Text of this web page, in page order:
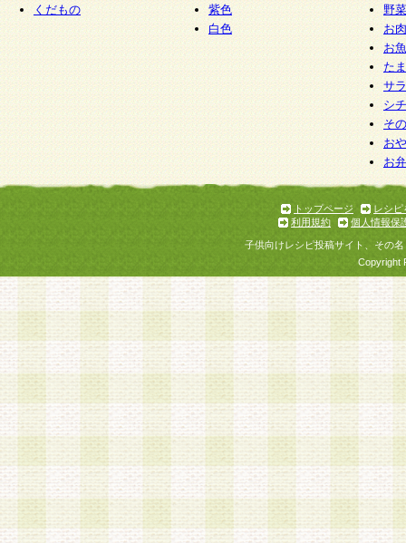
くだもの
紫色
白色
野
お
お
た
サ
シ
そ
お
お
トップページ
レシピ
利用規約
個人情報保
子供向けレシピ投稿サイト、その
Copyright